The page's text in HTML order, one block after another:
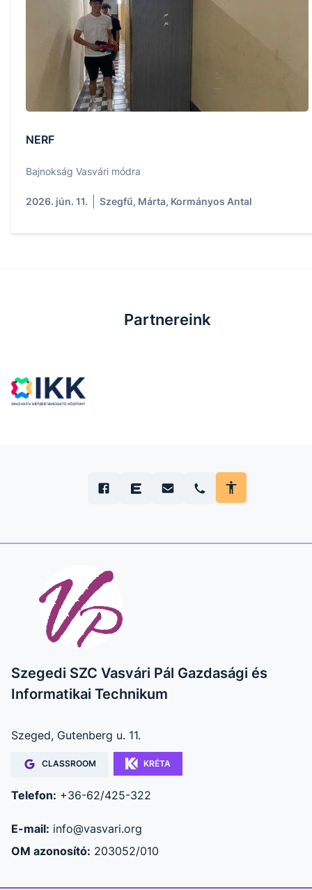
NERF
Bajnokság Vasvári módra
2026. jún. 11. Szegfű, Márta, Kormányos Antal
Partnereink
Szegedi SZC Vasvári Pál Gazdasági és
Informatikai Technikum
Szeged, Gutenberg u. 11.
CLASSROOM KRÉTA
Telefon: +36-62/425-322
E-mail: info@vasvari.org
OM azonosító: 203052/010